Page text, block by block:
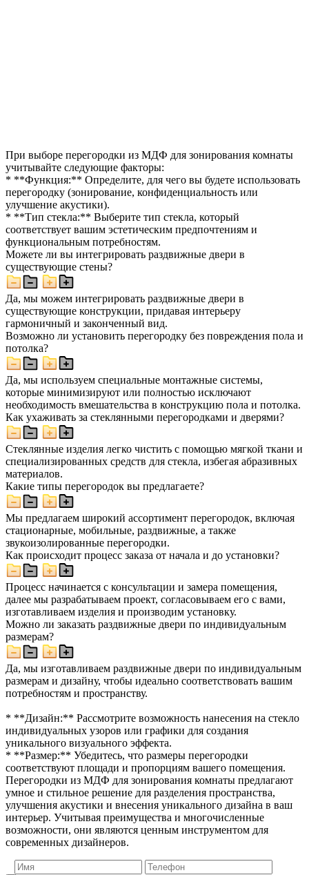
При выборе перегородки из МДФ для зонирования комнаты
учитывайте следующие факторы:
* **Функция:** Определите, для чего вы будете использовать
перегородку (зонирование, конфиденциальность или
улучшение акустики).
* **Тип стекла:** Выберите тип стекла, который
соответствует вашим эстетическим предпочтениям и
функциональным потребностям.
Можете ли вы интегрировать раздвижные двери в
существующие стены?
Да, мы можем интегрировать раздвижные двери в
существующие конструкции, придавая интерьеру
гармоничный и законченный вид.
Возможно ли установить перегородку без повреждения пола и
потолка?
Да, мы используем специальные монтажные системы,
которые минимизируют или полностью исключают
необходимость вмешательства в конструкцию пола и потолка.
Как ухаживать за стеклянными перегородками и дверями?
Стеклянные изделия легко чистить с помощью мягкой ткани и
специализированных средств для стекла, избегая абразивных
материалов.
Какие типы перегородок вы предлагаете?
Мы предлагаем широкий ассортимент перегородок, включая
стационарные, мобильные, раздвижные, а также
звукоизолированные перегородки.
Как происходит процесс заказа от начала и до установки?
Процесс начинается с консультации и замера помещения,
далее мы разрабатываем проект, согласовываем его с вами,
изготавливаем изделия и производим установку.
Можно ли заказать раздвижные двери по индивидуальным
размерам?
Да, мы изготавливаем раздвижные двери по индивидуальным
размерам и дизайну, чтобы идеально соответствовать вашим
потребностям и пространству.
* **Дизайн:** Рассмотрите возможность нанесения на стекло
индивидуальных узоров или графики для создания
уникального визуального эффекта.
* **Размер:** Убедитесь, что размеры перегородки
соответствуют площади и пропорциям вашего помещения.
Перегородки из МДФ для зонирования комнаты предлагают
умное и стильное решение для разделения пространства,
улучшения акустики и внесения уникального дизайна в ваш
интерьер. Учитывая преимущества и многочисленные
возможности, они являются ценным инструментом для
современных дизайнеров.